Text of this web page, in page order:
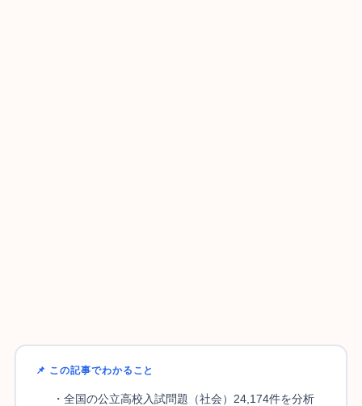
📌 この記事でわかること
・全国の公立高校入試問題（社会）24,174件を分析